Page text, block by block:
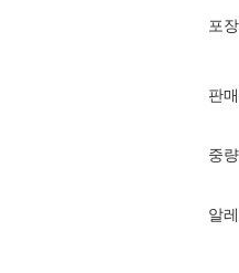
포
판
중
알